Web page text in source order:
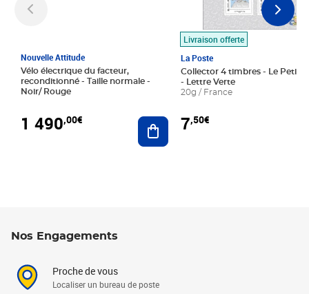
Nouvelle Attitude
Vélo électrique du facteur,
reconditionné - Taille normale -
Noir/ Rouge
1 490,00€ Ajouter au panier
Livraison offerte
La Poste
Collector 4 timbres - Le Petit
- Lettre Verte
20g / France
7,50€
Nos Engagements
Proche de vous
Localiser un bureau de poste